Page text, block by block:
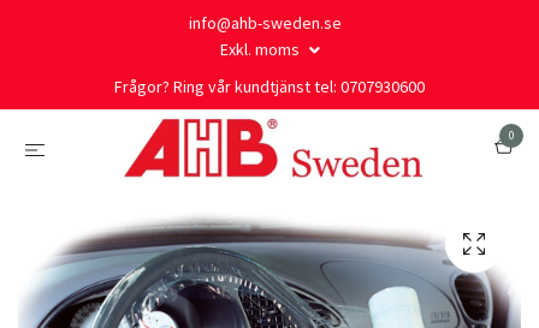
info@ahb-sweden.se
Exkl. moms
Frågor? Ring vår kundtjänst tel: 0707930600
0